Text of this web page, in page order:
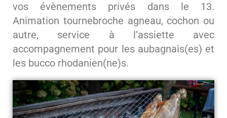
vos évènements privés dans le 13.
Animation tournebroche agneau, cochon ou
autre, service à l’assiette avec
accompagnement pour les aubagnais(es) et
les bucco rhodanien(ne)s.